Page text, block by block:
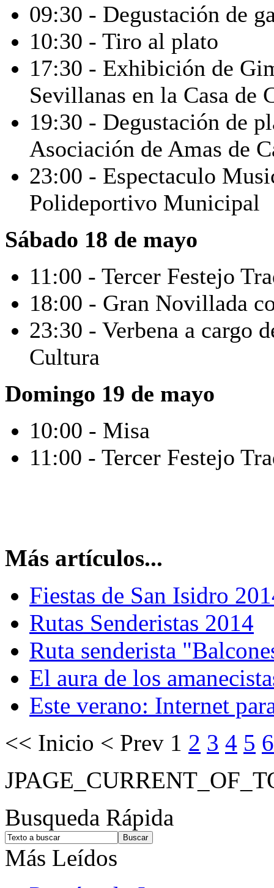
09:30 - Degustación de
10:30 - Tiro al plato
17:30 - Exhibición de
Sevillanas en la Casa de
19:30 - Degustación de
Asociación de Amas de
23:00 - Espectaculo
Polideportivo Municipal
Sábado 18 de mayo
11:00 - Tercer Festejo
18:00 - Gran Novillada
23:30 - Verbena a cargo
Cultura
Domingo 19 de mayo
10:00 - Misa
11:00 - Tercer Festejo
Más artículos...
Fiestas de San Isidro
Rutas Senderistas 2014
Ruta senderista
El aura de los
Este verano: Internet
<< Inicio < Prev 1 2 3 4 5 6
Busqueda Rápida
Más Leídos